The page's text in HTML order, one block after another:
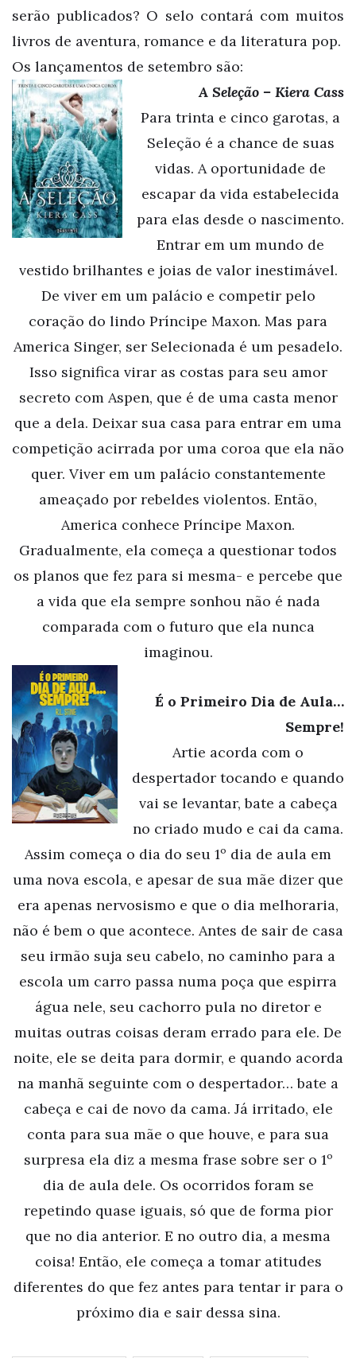
serão publicados? O selo contará com muitos
livros de aventura, romance e da literatura pop.
Os lançamentos de setembro são:
A Seleção – Kiera Cass
Para trinta e cinco garotas, a
Seleção é a chance de suas
vidas. A oportunidade de
escapar da vida estabelecida
para elas desde o nascimento.
Entrar em um mundo de
vestido brilhantes e joias de valor inestimável.
De viver em um palácio e competir pelo
coração do lindo Príncipe Maxon. Mas para
America Singer, ser Selecionada é um pesadelo.
Isso significa virar as costas para seu amor
secreto com Aspen, que é de uma casta menor
que a dela. Deixar sua casa para entrar em uma
competição acirrada por uma coroa que ela não
quer. Viver em um palácio constantemente
ameaçado por rebeldes violentos. Então,
America conhece Príncipe Maxon.
Gradualmente, ela começa a questionar todos
os planos que fez para si mesma- e percebe que
a vida que ela sempre sonhou não é nada
comparada com o futuro que ela nunca
imaginou.
É o Primeiro Dia de Aula…
Sempre!
Artie acorda com o
despertador tocando e quando
vai se levantar, bate a cabeça
no criado mudo e cai da cama.
Assim começa o dia do seu 1º dia de aula em
uma nova escola, e apesar de sua mãe dizer que
era apenas nervosismo e que o dia melhoraria,
não é bem o que acontece. Antes de sair de casa
seu irmão suja seu cabelo, no caminho para a
escola um carro passa numa poça que espirra
água nele, seu cachorro pula no diretor e
muitas outras coisas deram errado para ele. De
noite, ele se deita para dormir, e quando acorda
na manhã seguinte com o despertador… bate a
cabeça e cai de novo da cama. Já irritado, ele
conta para sua mãe o que houve, e para sua
surpresa ela diz a mesma frase sobre ser o 1º
dia de aula dele. Os ocorridos foram se
repetindo quase iguais, só que de forma pior
que no dia anterior. E no outro dia, a mesma
coisa! Então, ele começa a tomar atitudes
diferentes do que fez antes para tentar ir para o
próximo dia e sair dessa sina.